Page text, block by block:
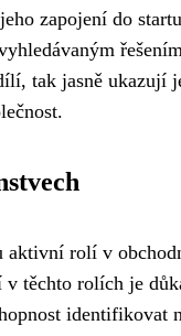
zapojení do
tak jasně ukazují
rolí v
v těchto rolích je